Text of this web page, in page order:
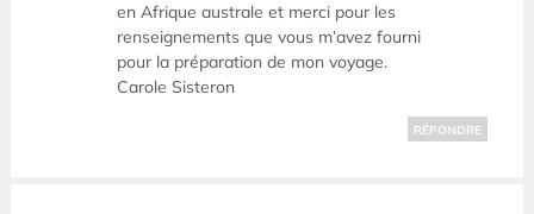
en Afrique australe et merci pour les
renseignements que vous m’avez fourni
pour la préparation de mon voyage.
Carole Sisteron
RÉPONDRE